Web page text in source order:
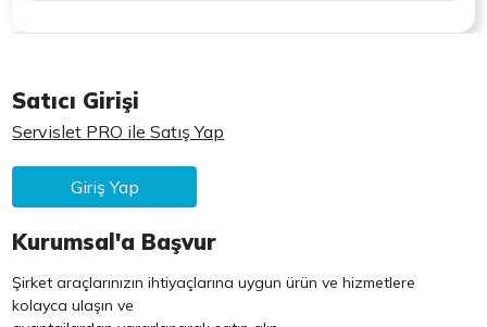
Satıcı Girişi
Servislet PRO ile Satış Yap
Giriş Yap
Kurumsal'a Başvur
Şirket araçlarınızın ihtiyaçlarına uygun ürün ve hizmetlere
kolayca ulaşın ve